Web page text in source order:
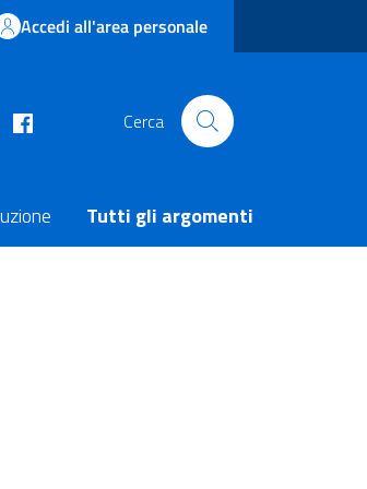
Accedi all'area personale
Cerca
Tutti gli argomenti